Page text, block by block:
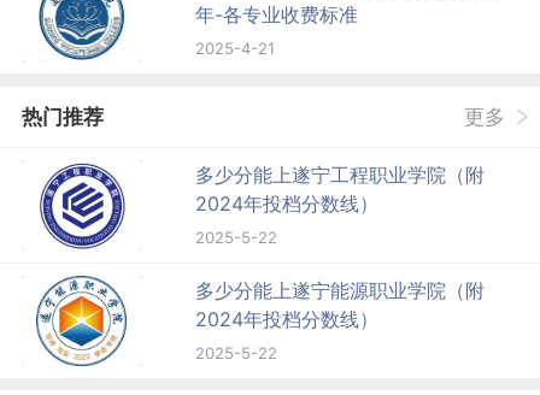
年-各专业收费标准
2025-4-21
热门推荐 更多
多少分能上遂宁工程职业学院（附
2024年投档分数线）
2025-5-22
多少分能上遂宁能源职业学院（附
2024年投档分数线）
2025-5-22